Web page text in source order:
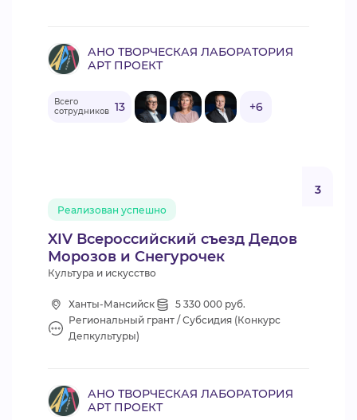
АНО ТВОРЧЕСКАЯ ЛАБОРАТОРИЯ
АРТ ПРОЕКТ
Всего
сотрудников 13 +6
XIV Всероссийский съезд Дедов
Морозов и Снегурочек
Реализован успешно
3
Культура и искусство
Ханты-Мансийск
5 330 000 руб.
Региональный грант / Субсидия (Конкурс
Депкультуры)
АНО ТВОРЧЕСКАЯ ЛАБОРАТОРИЯ
АРТ ПРОЕКТ